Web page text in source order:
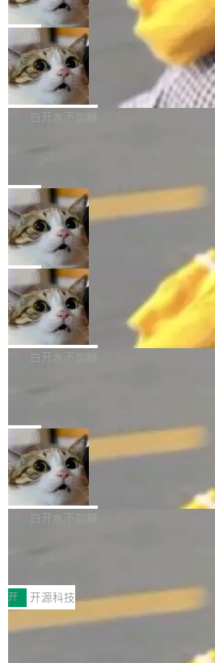
里日夜不停地"烧钱"。 复盘显示，...
ding in silos"——各自为战，互不通气。
断从他嘴里说出来分量不同。Hugging
全球最大的开源 AI 平台，上面跑着上
型。谁在开源赛道上领先，...
家居控制、家庭实验室，都算稀奇事。
aw 是 Shelley 的作者，一个开源 AI
nt。他最近在博客上写了一篇文章，核
简单：开发者工具必须开源。 理由不是
由软件情怀，而是一个跟 AI agent 直
技术判断。 两行 prompt 就能个性化任
网最大规模开源 Agent 路演现场诞生
一条内测招募帖，发出去的时候大概没
会变成一场开源 Agent 生态的路演。 8
DeepSeek Harness 团队负责人崔添翼
i）在 X 上发帖： 「如果你是 Agent
关开源项目的开发者，希望参加
ness 的内测，可以回复或私信联系我。
Harness 负责把能力落到真实环境中
具、读写文件、管理上下文、处理错误
环。崔添翼招人的标...
局
商汤 SenseNova U1.5-Lite-
开源
商汤科技宣布面向社区开源轻量级统一
型的预览版本 SenseNova U1.5-Lite-
理解、推理、生成与编辑，还仅以 8B-
量大小，将能力推进到4K、更精细的真
更复杂的视觉控制和可持续迭代编辑。
1，U1.5-Lite-Preview 在以下方向上带
提升： 原生支持4K图像生成； 更精细
理、细节与真实世界质感； 更准确的中
生成与复杂版式组织； 更稳定的图...
白开水不加糖
nap。这次是 hwctl——一个用来检查
硬件认证状态的命令行工具。
Alan Griffiths 在邮件列表中说得很直白
tl 是一个 Ubuntu 专有的包，它和它的
是 Ubuntu 专有的，不会用在其他发行
所以 deb 版本的受众实际上为零。既然
untu 用户在用，那用 snap 打包就没什
的。 从 deb 到 snap 的迁移路径 hwctl
hwlib 硬件 API 库的一部分，命令行工
局
Dario Amodei 担心新人来
只为金钱，不为使命
顶级 AI 研究员在两家公司之间来回跳
隔了几天。 Lilian Weng 上周刚宣布因
离开 Thinking Machines Lab，说自己
创始人的角色「太累了」。几天后，
ation 就曝出她将重回 OpenAI，负责递
改进方向的研究。她是 Thinking
一在人才争夺战中失血的公司。六月，
连失两员大将：Noam Shazeer 去了
局
FFmpeg 9.0 发布
FFmpeg 9.0 现已发布，包含多项改进
新日志列出的 9.0 版本主要更新内容如
er HE-AAC 960 解码 (DAB+)
filter 添加 AMF Frame Rate Converter
_amf) filter SMPTE 2094-50 元数据支
通 ProRes RAW VideoToolbox 硬件加
V ...
白开水不加糖
Code 在 X 上发帖：「DeepSeek
tokens on August 1st. 5T of free
on OpenCode Go.」79.8 万次浏览，连
DeepSeek一天消耗了8万亿# 上了微
注意这是 OpenCode 一家的消耗。
不完。」5T 来自免费额度，3T 来自
局
NetBSD 11.0 正式发布
NetBSD 11.0 现已正式发布，这是
作系统的第十八个主要版本。 自
ve JH71XX 的设备，例如 VisionFive 2
64 STAR64，以及 QEMU。 增强了对
-2024 和 C23 编程接口标准的兼容性。
_linux(8) 增强了对 Linux 系统调用的
白开水不加糖
案
享会在上海举办。鸿蒙生态的全场景智
台鲸鸿动能协同华为游戏中心，面向游
发者及生态伙伴，系统呈现了平台在游
完整能力版图——从IAP高价值用户的
开 开源科技
技嘉X3D系列再添新成员 B850
面向AMD Ryzen X3D处理器玩家，技